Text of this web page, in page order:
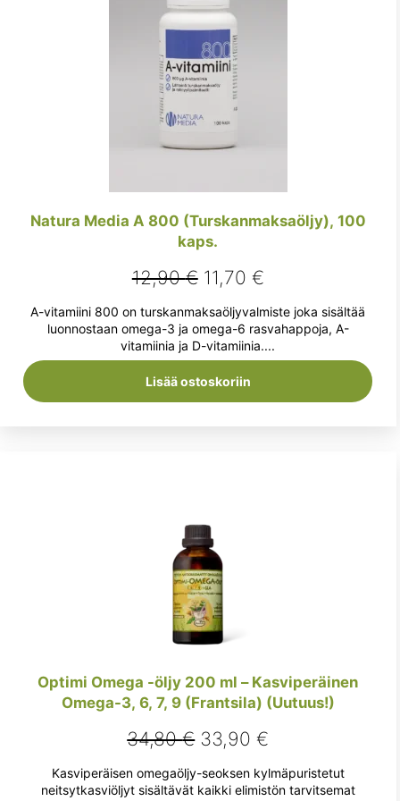
Natura Media A 800 (Turskanmaksaöljy), 100
kaps.
12,90€ Alkuperäinen
hinta
oli:
12,90 €.
11,70 €Nykyinen
hinta
on:
11,70 €.
A-vitamiini 800 on turskanmaksaöljyvalmiste joka sisältää
luonnostaan omega-3 ja omega-6 rasvahappoja, A-
vitamiinia ja D-vitamiinia....
Lisää ostoskoriin
Optimi Omega -öljy 200 ml – Kasviperäinen
Omega-3, 6, 7, 9 (Frantsila) (Uutuus!)
34,80€ Alkuperäinen
hinta
oli:
33,90€
hinta
on:
Kasviperäisen omegaöljy-seoksen kylmäpuristetut
neitsytkasviöljyt sisältävät kaikki elimistön tarvitsemat